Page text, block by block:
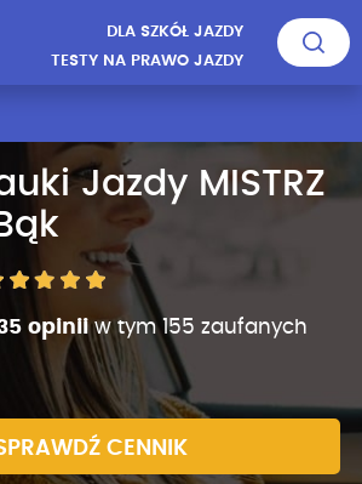
DLA SZKÓŁ JAZDY
TESTY NA PRAWO JAZDY
Jazdy MISTRZ
opiniiw tym 155 zaufanych
CENNIK